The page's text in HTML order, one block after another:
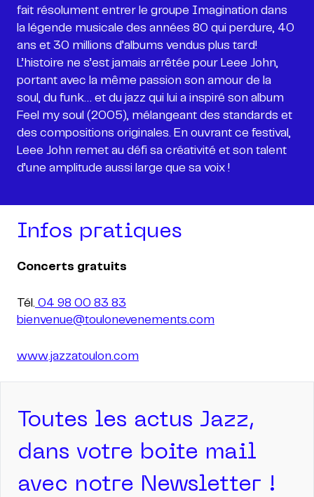
fait résolument entrer le groupe Imagination dans
la légende musicale des années 80 qui perdure, 40
ans et 30 millions d’albums vendus plus tard!
L’histoire ne s’est jamais arrêtée pour Leee John,
portant avec la même passion son amour de la
soul, du funk… et du jazz qui lui a inspiré son album
Feel my soul (2005), mélangeant des standards et
des compositions originales. En ouvrant ce festival,
Leee John remet au défi sa créativité et son talent
d’une amplitude aussi large que sa voix !
Infos pratiques
Concerts gratuits
Tél. 04 98 00 83 83
bienvenue@toulonevenements.com
www.jazzatoulon.com
Toutes les actus Jazz,
dans votre boite mail
avec notre Newsletter !